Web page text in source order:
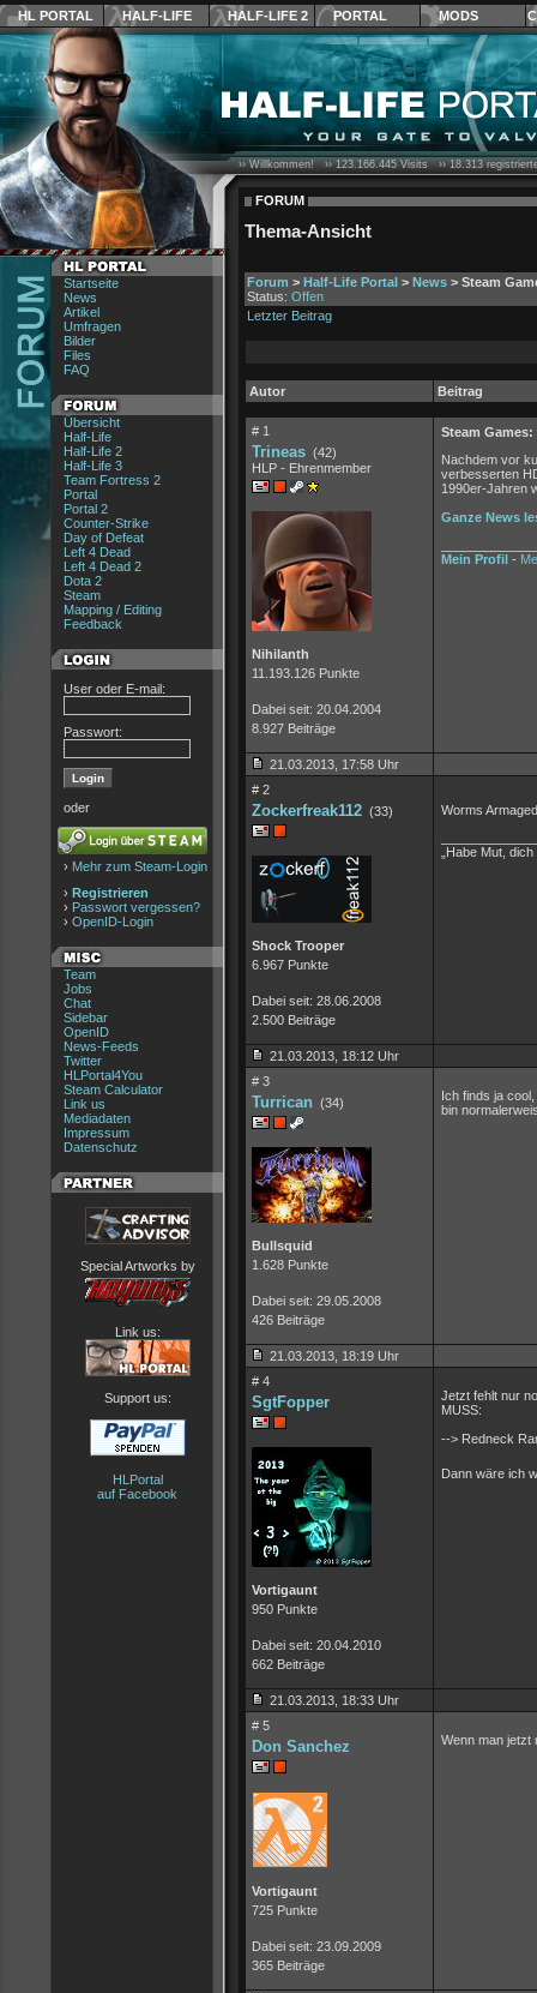
HL PORTAL HALF-LIFE HALF-LIFE 2 PORTAL MODS
Startseite
News
Artikel
Umfragen
Bilder
Files
FAQ
Übersicht
Half-Life
Half-Life 2
Half-Life 3
Team Fortress 2
Portal
Portal 2
Counter-Strike
Day of Defeat
Left 4 Dead
Left 4 Dead 2
Dota 2
Steam
Mapping / Editing
Feedback
User oder E-mail:
Passwort:
oder
› Mehr zum Steam-Login
› Registrieren
› Passwort vergessen?
› OpenID-Login
Team
Jobs
Chat
Sidebar
OpenID
News-Feeds
Twitter
HLPortal4You
Steam Calculator
Link us
Mediadaten
Impressum
Datenschutz
Special Artworks by
Link us:
Support us:
HLPortal
auf Facebook
›› Willkommen! ››123.166.445Visits ››18.313
FORUM
Thema-Ansicht
Forum > Half-Life Portal > News > Steam
Status: Offen
Letzter Beitrag
Autor Beitrag
# 1
Trineas (42)
HLP - Ehrenmember
Nihilanth
11.193.126 Punkte
Dabei seit: 20.04.2004
8.927 Beiträge
Steam
Nachdem vor
verbesserten
1990er-Jahren
Ganze News
Mein Profil -
21.03.2013, 17:58 Uhr
# 2
Zockerfreak112 (33)
Shock Trooper
6.967 Punkte
Dabei seit: 28.06.2008
2.500 Beiträge
Worms
„Habe Mut,
21.03.2013, 18:12 Uhr
# 3
Turrican (34)
Bullsquid
1.628 Punkte
Dabei seit: 29.05.2008
426 Beiträge
Ich finds ja
bin
21.03.2013, 18:19 Uhr
# 4
SgtFopper
Vortigaunt
950 Punkte
Dabei seit: 20.04.2010
662 Beiträge
Jetzt fehlt nur
MUSS:
--> Redneck
Dann wäre ich
21.03.2013, 18:33 Uhr
# 5
Don Sanchez
Vortigaunt
725 Punkte
Dabei seit: 23.09.2009
365 Beiträge
Wenn man jetzt